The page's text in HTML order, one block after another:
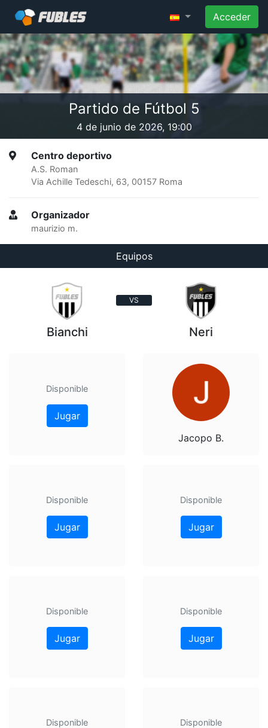
Acceder
Partido de Fútbol 5
4 de junio de 2026, 19:00
Centro deportivo
A.S. Roman
Via Achille Tedeschi, 63, 00157 Roma
Organizador
maurizio m.
Equipos
VS
Bianchi
Disponible
Jugar
Disponible
Jugar
Disponible
Jugar
Disponible
Neri
Jacopo B.
Disponible
Jugar
Disponible
Jugar
Disponible